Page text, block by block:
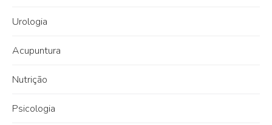
Urologia
Acupuntura
Nutrição
Psicologia